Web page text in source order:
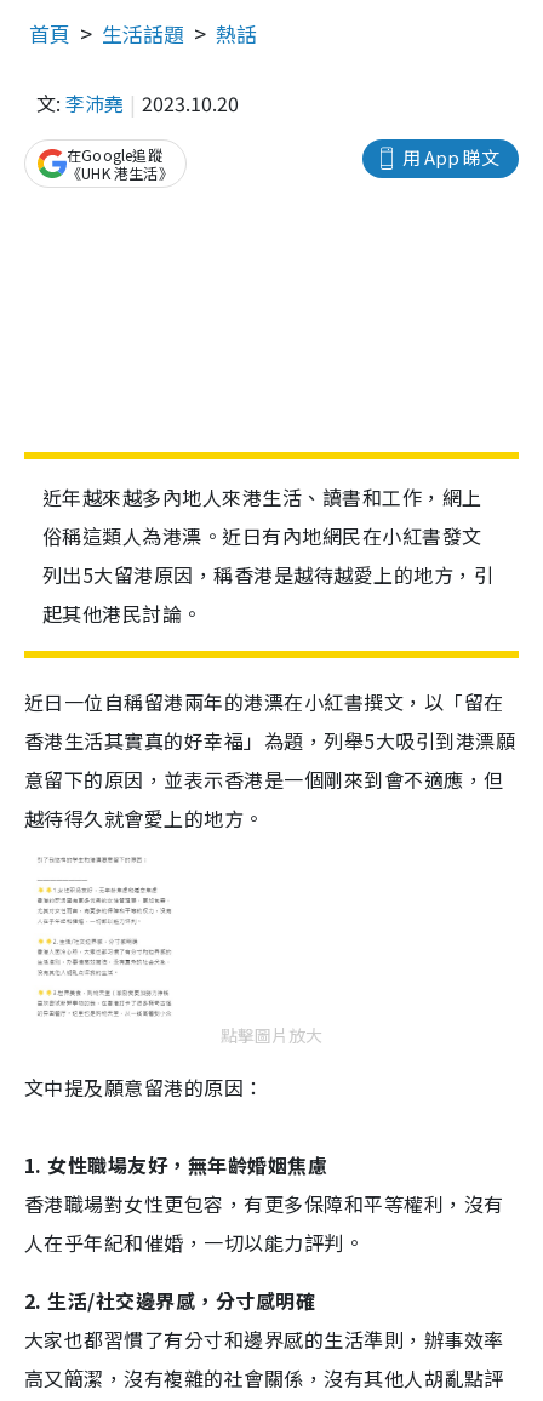
首頁 生活話題 熱話
文: 李沛堯 2023.10.20
用 App 睇文
在Google追蹤
《UHK 港生活》
近年越來越多內地人來港生活、讀書和工作，網上
俗稱這類人為港漂。近日有內地網民在小紅書發文
列出5大留港原因，稱香港是越待越愛上的地方，引
起其他港民討論。
近日一位自稱留港兩年的港漂在小紅書撰文，以「留在
香港生活其實真的好幸福」為題，列舉5大吸引到港漂願
意留下的原因，並表示香港是一個剛來到會不適應，但
越待得久就會愛上的地方。
點擊圖片放大
文中提及願意留港的原因：
1. 女性職場友好，無年齡婚姻焦慮
香港職場對女性更包容，有更多保障和平等權利，沒有
人在乎年紀和催婚，一切以能力評判。
2. 生活/社交邊界感，分寸感明確
大家也都習慣了有分寸和邊界感的生活準則，辦事效率
高又簡潔，沒有複雜的社會關係，沒有其他人胡亂點評